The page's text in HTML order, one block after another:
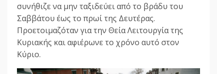
συνήθιζε να μην ταξιδεύει από το βράδυ του
Σαββάτου έως το πρωί της Δευτέρας.
Προετοιμαζόταν για την Θεία Λειτουργία της
Κυριακής και αφιέρωνε το χρόνο αυτό στον
Κύριο.